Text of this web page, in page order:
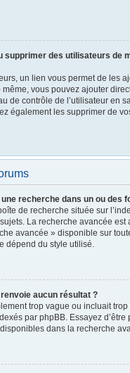
supprimer des utilisateurs de
un lien vous permet de les
même, vous pouvez ajouter
de contrôle de l’utilisateur en
également les supprimer de
recherche dans un ou des
de recherche située sur
La recherche avancée est
avancée » disponible sur
dépend du style utilisé.
aucun résultat ?
trop vague ou incluait trop
par phpBB. Essayez d’être
dans la recherche